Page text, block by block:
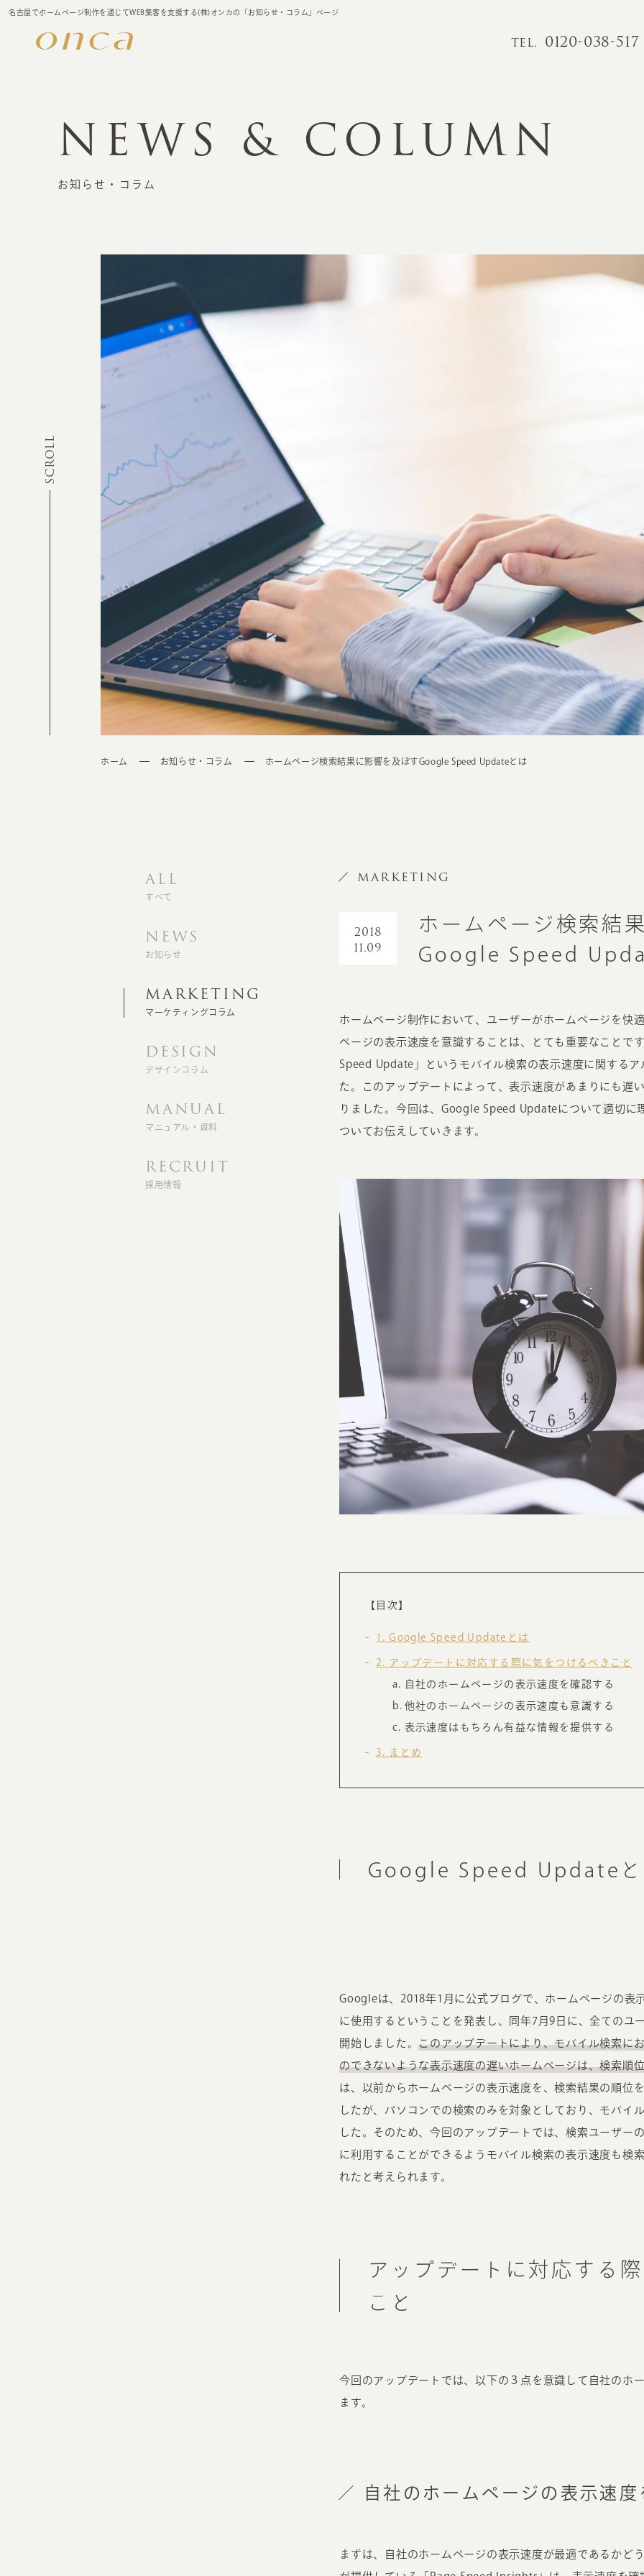
名古屋でホームページ制作を通じてWEB集客を支援する(株)オンカの「お知らせ・コラム」ページ
TEL. 0120-038-517
INFORMATION
制作実績
お客様の声
ABOUT
オンカについて
オフィス紹介・会社概要
オ
ク
最
NEWS & COLUMN
お知らせ・コラム
SCROLL
ホーム お知らせ・コラム ホームページ検索結果に影響を及ぼすGoogle Speed Updateとは
ALL
すべて
NEWS
お知らせ
MARKETING
マーケティングコラム
DESIGN
デザインコラム
MANUAL
マニュアル・資料
RECRUIT
採用情報
MARKETING
ホームページ検索結
Google Speed
2018
11.09
ホームページ制作において、ユーザーがホームページを快
ページの表示速度を意識することは、とても重要なことで
Speed Update」というモバイル検索の表示速度に関する
た。このアップデートによって、表示速度があまりにも遅
りました。今回は、Google Speed Updateについて適切に
ついてお伝えしていきます。
【目次】
1 Google Speed Updateとは
2 アップデートに対応する際に気をつけるべきこと
自社のホームページの表示速度を確認する
他社のホームページの表示速度も意識する
表示速度はもちろん有益な情報を提供する
3 まとめ
Google Speed Updateと
Googleは、2018年1月に公式ブログで、ホームページの表
に使用するということを発表し、同年7月9日に、全てのユ
開始しました。このアップデートにより、モバイル検索に
のできないような表示速度の遅いホームページは、検索順
は、以前からホームページの表示速度を、検索結果の順位
したが、パソコンでの検索のみを対象としており、モバイ
した。そのため、今回のアップデートでは、検索ユーザー
に利用することができるようモバイル検索の表示速度も検
れたと考えられます。
アップデートに対応する
こと
今回のアップデートでは、以下の３点を意識して自社のホ
ます。
自社のホームページの表示速度
まずは、自社のホームページの表示速度が最適であるかど